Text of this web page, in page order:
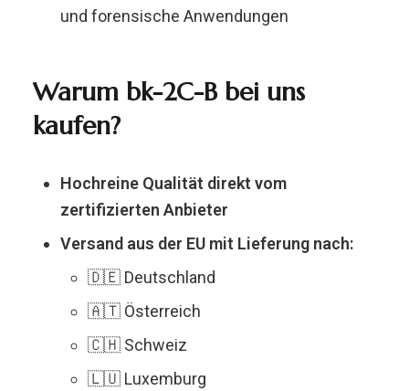
und forensische Anwendungen
Warum bk-2C-B bei uns
kaufen?
Hochreine Qualität direkt vom
zertifizierten Anbieter
Versand aus der EU mit Lieferung nach:
🇩🇪 Deutschland
🇦🇹 Österreich
🇨🇭 Schweiz
🇱🇺 Luxemburg